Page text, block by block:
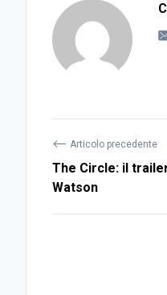
⟵ Articolo precedente
The Circle: il
Watson